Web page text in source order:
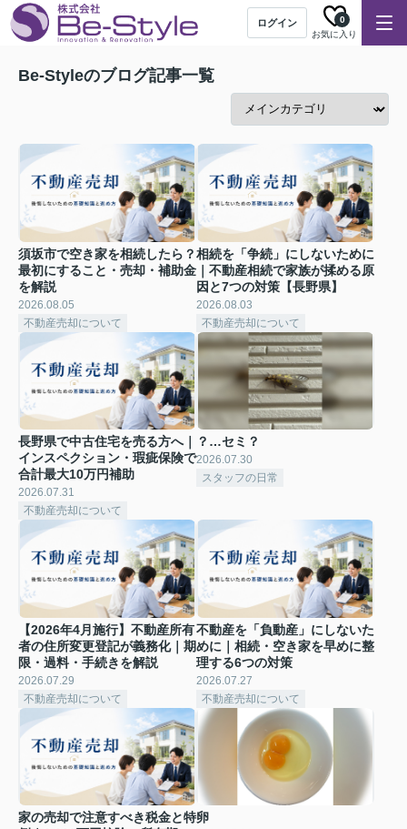
ログイン
お気に入り
0
Be-Styleのブログ記事一覧
須坂市で空き家を相続したら？
最初にすること・売却・補助金
を解説
2026.08.05
不動産売却について
相続を「争続」にしないために
｜不動産相続で家族が揉める原
因と7つの対策【長野県】
2026.08.03
不動産売却について
長野県で中古住宅を売る方へ｜
インスペクション・瑕疵保険で
合計最大10万円補助
2026.07.31
不動産売却について
？…セミ？
2026.07.30
スタッフの日常
【2026年4月施行】不動産所有
者の住所変更登記が義務化｜期
限・過料・手続きを解説
2026.07.29
不動産売却について
不動産を「負動産」にしないた
めに｜相続・空き家を早めに整
理する6つの対策
2026.07.27
不動産売却について
家の売却で注意すべき税金と特卵